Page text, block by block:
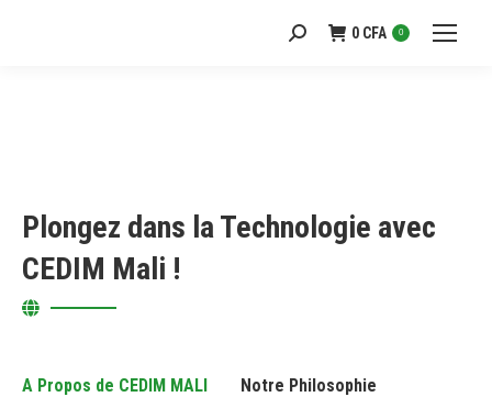
Recherche
0 CFA 0
Plongez dans la Technologie avec
CEDIM Mali !
A Propos de CEDIM MALI Notre Philosophie